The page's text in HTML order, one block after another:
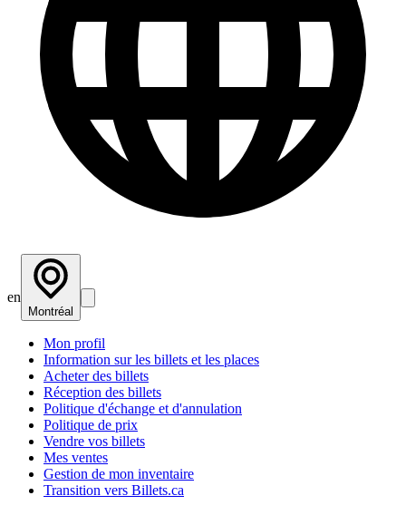
en
Montréal
Mon profil
Information sur les billets et les places
Acheter des billets
Réception des billets
Politique d'échange et d'annulation
Politique de prix
Vendre vos billets
Mes ventes
Gestion de mon inventaire
Transition vers Billets.ca